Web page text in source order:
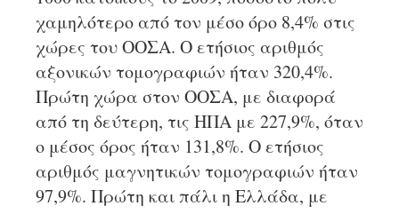
χαμηλότερο από τον μέσο όρο 8,4% στις
χώρες του ΟΟΣΑ. Ο ετήσιος αριθμός
αξονικών τομογραφιών ήταν 320,4%.
Πρώτη χώρα στον ΟΟΣΑ, με διαφορά
από τη δεύτερη, τις ΗΠΑ με 227,9%, όταν
ο μέσος όρος ήταν 131,8%. Ο ετήσιος
αριθμός μαγνητικών τομογραφιών ήταν
97,9%. Πρώτη και πάλι η Ελλάδα, με